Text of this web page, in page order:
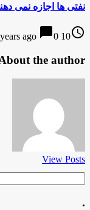
نفتی ها اجازه نمی
access_time
10 years ago
chat_bubble0
the author
View Posts
.